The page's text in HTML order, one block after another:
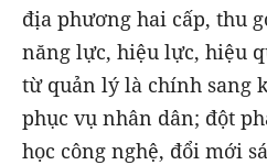
địa phương hai cấp, thu
năng lực, hiệu lực, hiệu
từ quản lý là chính sang
phục vụ nhân dân; đột
học công nghệ, đổi mới